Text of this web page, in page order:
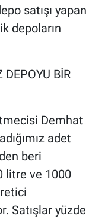
satışı yapan
depoların
BİR
Demhat
adet
beri
litre ve 1000
Satışlar yüzde